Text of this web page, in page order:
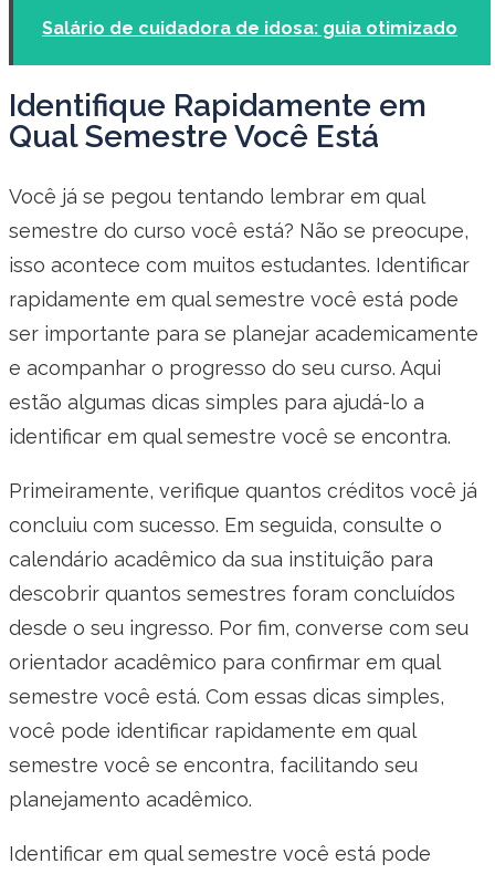
Salário de cuidadora de idosa: guia otimizado
Identifique Rapidamente em
Qual Semestre Você Está
Você já se pegou tentando lembrar em qual
semestre do curso você está? Não se preocupe,
isso acontece com muitos estudantes. Identificar
rapidamente em qual semestre você está pode
ser importante para se planejar academicamente
e acompanhar o progresso do seu curso. Aqui
estão algumas dicas simples para ajudá-lo a
identificar em qual semestre você se encontra.
Primeiramente, verifique quantos créditos você já
concluiu com sucesso. Em seguida, consulte o
calendário acadêmico da sua instituição para
descobrir quantos semestres foram concluídos
desde o seu ingresso. Por fim, converse com seu
orientador acadêmico para confirmar em qual
semestre você está. Com essas dicas simples,
você pode identificar rapidamente em qual
semestre você se encontra, facilitando seu
planejamento acadêmico.
Identificar em qual semestre você está pode